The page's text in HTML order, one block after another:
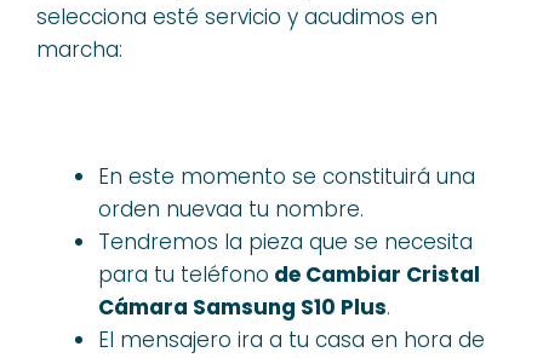
selecciona esté servicio y acudimos en
marcha:
En este momento se constituirá una
orden nuevaa tu nombre.
Tendremos la pieza que se necesita
para tu teléfono de Cambiar Cristal
Cámara Samsung S10 Plus.
El mensajero ira a tu casa en hora de